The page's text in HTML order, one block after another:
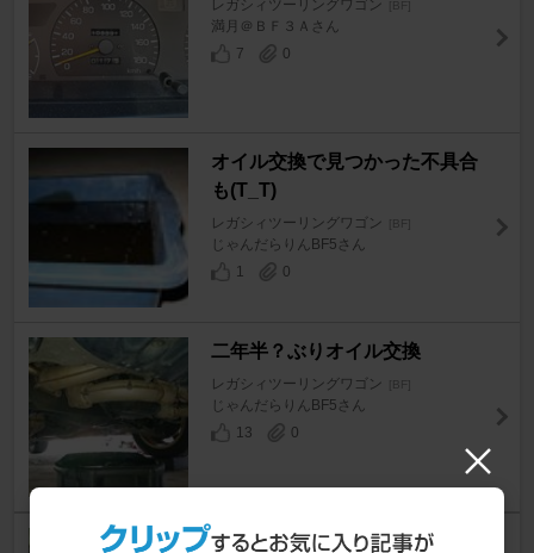
レガシィツーリングワゴン [BF]
満月＠ＢＦ３Ａさん
7
0
オイル交換で見つかった不具合
も(T_T)
レガシィツーリングワゴン [BF]
じゃんだらりんBF5さん
1
0
二年半？ぶりオイル交換
レガシィツーリングワゴン [BF]
じゃんだらりんBF5さん
13
0
オイル&エレメント交換！